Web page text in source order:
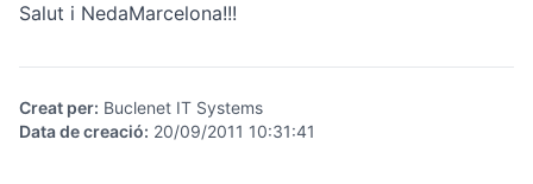
Salut i NedaMarcelona!!!
Creat per: Buclenet IT Systems
Data de creació: 20/09/2011 10:31:41